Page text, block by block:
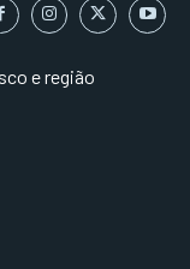
e região